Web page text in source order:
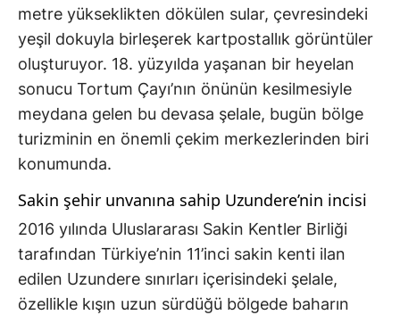
metre yükseklikten dökülen sular, çevresindeki
yeşil dokuyla birleşerek kartpostallık görüntüler
oluşturuyor. 18. yüzyılda yaşanan bir heyelan
sonucu Tortum Çayı’nın önünün kesilmesiyle
meydana gelen bu devasa şelale, bugün bölge
turizminin en önemli çekim merkezlerinden biri
konumunda.
Sakin şehir unvanına sahip Uzundere’nin incisi
2016 yılında Uluslararası Sakin Kentler Birliği
tarafından Türkiye’nin 11’inci sakin kenti ilan
edilen Uzundere sınırları içerisindeki şelale,
özellikle kışın uzun sürdüğü bölgede baharın